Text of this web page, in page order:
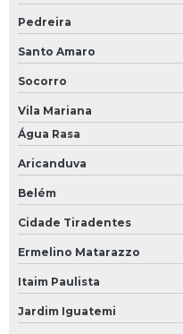
Pedreira
Santo Amaro
Socorro
Vila Mariana
Água Rasa
Aricanduva
Belém
Cidade Tiradentes
Ermelino Matarazzo
Itaim Paulista
Jardim Iguatemi